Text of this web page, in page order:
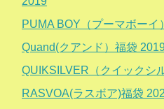
PUMA BOY（プーマボー
Quand(クアンド）福袋
QUIKSILVER（クイックシ
RASVOA(ラスボア)福袋